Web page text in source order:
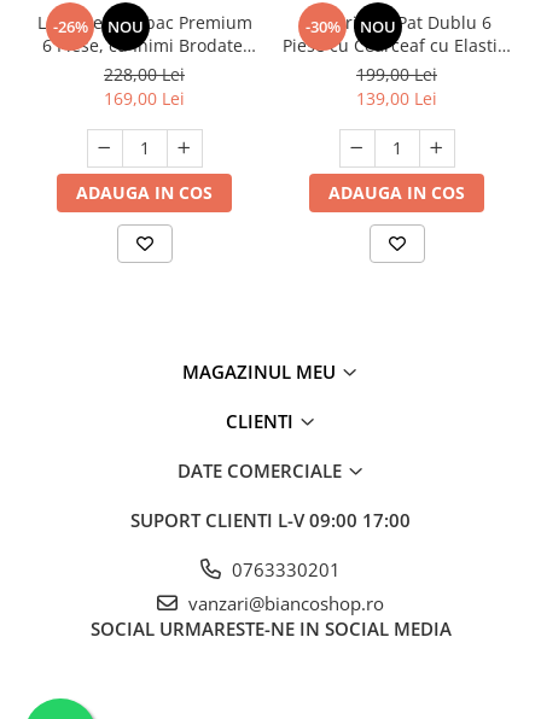
-26% NOU
Lenjerie Bumbac Premium
6 Piese, cu Inimi Brodate,
Turcoaz
228,00 Lei
169,00 Lei
ADAUGA IN COS
-30% NOU
Lenjerie de Pat Dublu 6
Piese cu Cearceaf cu Elastic,
Bumbac Finet Premium
199,00 Lei
139,00 Lei
ADAUGA IN COS
MAGAZINUL MEU
CLIENTI
DATE COMERCIALE
SUPORT CLIENTI L-V 09:00 17:00
0763330201
vanzari@biancoshop.ro
SOCIAL URMARESTE-NE IN SOCIAL MEDIA